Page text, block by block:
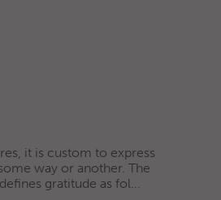
it is custom to express
way or another. The
gratitude as fol...